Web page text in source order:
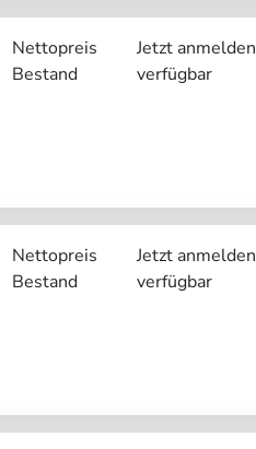
Nettopreis
Jetzt anmelden
Bestand
verfügbar
Nettopreis
Jetzt anmelden
Bestand
verfügbar